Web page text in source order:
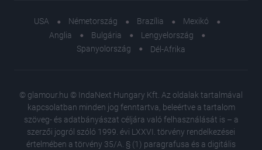
USA Németország Brazília
Mexikó
Anglia
Bulgária
Lengyelország
Spanyolország
Dél-Afrika
© glamour.hu © IndaNext Hungary Kft. Az oldalak tartalmával
kapcsolatban minden jog fenntartva, beleértve a tartalom
szöveg- és adatbányászat céljára való felhasználását is – a
szerzői jogról szóló 1999. évi LXXVI. törvény rendelkezései
értelmében a törvény 35/A. § (1) paragrafusa és a digitális